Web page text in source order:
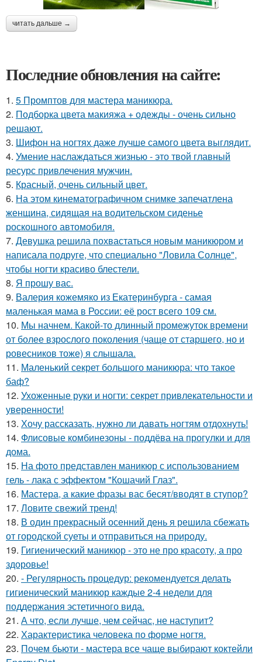
читать дальше →
Последние обновления на сайте:
1. 5 Промптов для мастера маникюра.
2. Подборка цвета макияжа + одежды - очень сильно
решают.
3. Шифон на ногтях даже лучше самого цвета выглядит.
4. Умение наслаждаться жизнью - это твой главный
ресурс привлечения мужчин.
5. Красный, очень сильный цвет.
6. На этом кинематографичном снимке запечатлена
женщина, сидящая на водительском сиденье
роскошного автомобиля.
7. Девушка решила похвастаться новым маникюром и
написала подруге, что специально "Ловила Солнце",
чтобы ногти красиво блестели.
8. Я прошу вас.
9. Валерия кожемяко из Екатеринбурга - самая
маленькая мама в России: её рост всего 109 см.
10. Мы начнем. Какой-то длинный промежуток времени
от более взрослого поколения (чаще от старшего, но и
ровесников тоже) я слышала.
11. Маленький секрет большого маникюра: что такое
баф?
12. Ухоженные руки и ногти: секрет привлекательности и
уверенности!
13. Хочу рассказать, нужно ли давать ногтям отдохнуть!
14. Флисовые комбинезоны - поддёва на прогулки и для
дома.
15. На фото представлен маникюр с использованием
гель - лака с эффектом "Кошачий Глаз".
16. Мастера, а какие фразы вас бесят/вводят в ступор?
17. Ловите свежий тренд!
18. В один прекрасный осенний день я решила сбежать
от городской суеты и отправиться на природу.
19. Гигиенический маникюр - это не про красоту, а про
здоровье!
20. - Регулярность процедур: рекомендуется делать
гигиенический маникюр каждые 2-4 недели для
поддержания эстетичного вида.
21. А что, если лучше, чем сейчас, не наступит?
22. Характеристика человека по форме ногтя.
23. Почем бьюти - мастера все чаще выбирают коктейли